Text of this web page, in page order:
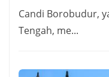
Candi Borobudur,
Tengah, me...